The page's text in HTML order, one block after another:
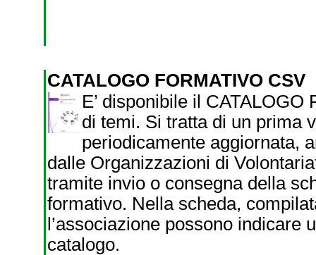
CATALOGO FORMATIVO CSV
E’ disponibile il CATALOGO
di temi. Si tratta di un prima
periodicamente aggiornata,
dalle Organizzazioni di
tramite invio o consegna della
formativo. Nella scheda,
l’associazione possono
catalogo.